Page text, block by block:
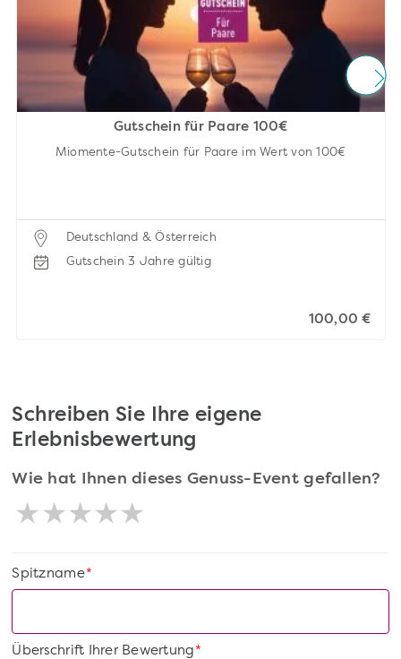
Gutschein für Paare 100€
Miomente-Gutschein für Paare im Wert von 100€
Deutschland & Österreich
Gutschein 3 Jahre gültig
100,00 €
Schreiben Sie Ihre eigene
Erlebnisbewertung
Wie hat Ihnen dieses Genuss-Event gefallen?
*
Spitzname
*
Überschrift Ihrer Bewertung